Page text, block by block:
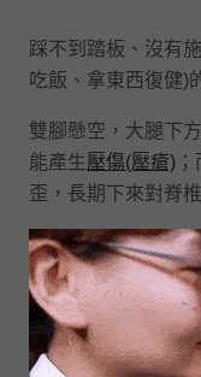
踩不到踏板、沒有
吃飯、拿東西復健)
雙腳懸空，大腿下
能產生壓傷(壓瘡)
歪，長期下來對脊